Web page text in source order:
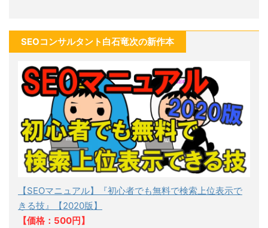
SEOコンサルタント白石竜次の新作本
【SEOマニュアル】『初心者でも無料で検索上位表示で
きる技』【2020版】
【価格：500円】